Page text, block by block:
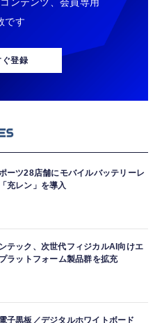
です
ぐ登録
ーツ28店舗にモバイルバッテリーレ
充レン」を導入
テック、次世代フィジカルAI向けエ
ラットフォーム製品群を拡充
子黒板／デジタルホワイトボード